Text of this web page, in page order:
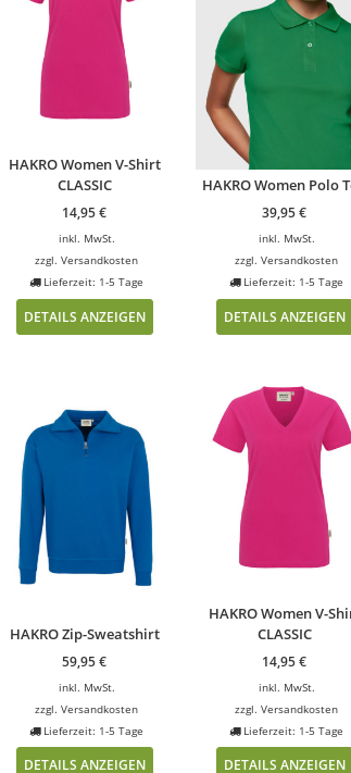
HAKRO Women V-Shirt
CLASSIC
14,95€
inkl. MwSt.
zzgl.Versandkosten
Lieferzeit: 1-5 Tage
DETAILS ANZEIGEN
HAKRO Women Polo
39,95€
inkl. MwSt.
zzgl.Versandkosten
Lieferzeit: 1-5 Tage
DETAILS ANZEIGEN
HAKRO Zip-Sweatshirt
59,95€
inkl. MwSt.
zzgl.Versandkosten
Lieferzeit: 1-5 Tage
DETAILS ANZEIGEN
HAKRO Women V-
CLASSIC
14,95€
inkl. MwSt.
zzgl.Versandkosten
Lieferzeit: 1-5 Tage
DETAILS ANZEIGEN